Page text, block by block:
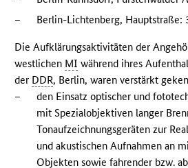
–
Berlin-Lichtenberg, Hauptstraße:
Die Aufklärungsaktivitäten der
westlichen MI während ihres
der DDR, Berlin, waren verstärkt
–
den Einsatz optischer und
mit Spezialobjektiven langer
Tonaufzeichnungsgeräten zur
und akustischen Aufnahmen an
Objekten sowie fahrender bzw.